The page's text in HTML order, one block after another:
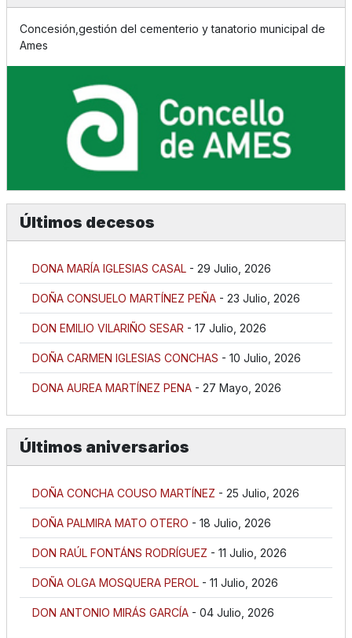
Concesión,gestión del cementerio y tanatorio municipal de
Ames
Últimos decesos
DONA MARÍA IGLESIAS CASAL - 29 Julio, 2026
DOÑA CONSUELO MARTÍNEZ PEÑA - 23 Julio, 2026
DON EMILIO VILARIÑO SESAR - 17 Julio, 2026
DOÑA CARMEN IGLESIAS CONCHAS - 10 Julio, 2026
DONA AUREA MARTÍNEZ PENA - 27 Mayo, 2026
Últimos aniversarios
DOÑA CONCHA COUSO MARTÍNEZ - 25 Julio, 2026
DOÑA PALMIRA MATO OTERO - 18 Julio, 2026
DON RAÚL FONTÁNS RODRÍGUEZ - 11 Julio, 2026
DOÑA OLGA MOSQUERA PEROL - 11 Julio, 2026
DON ANTONIO MIRÁS GARCÍA - 04 Julio, 2026